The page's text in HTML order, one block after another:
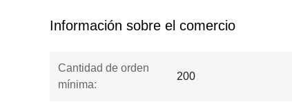
Información sobre el comercio
Cantidad de orden
mínima:
200